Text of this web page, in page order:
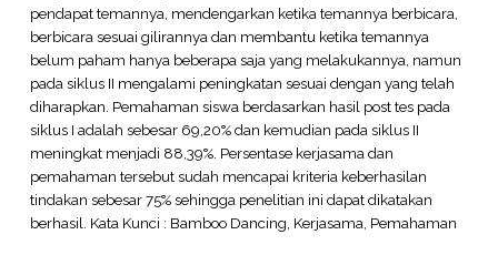
pendapat temannya, mendengarkan ketika temannya berbicara,
berbicara sesuai gilirannya dan membantu ketika temannya
belum paham hanya beberapa saja yang melakukannya, namun
pada siklus II mengalami peningkatan sesuai dengan yang telah
diharapkan. Pemahaman siswa berdasarkan hasil post tes pada
siklus I adalah sebesar 69,20% dan kemudian pada siklus II
meningkat menjadi 88,39%. Persentase kerjasama dan
pemahaman tersebut sudah mencapai kriteria keberhasilan
tindakan sebesar 75% sehingga penelitian ini dapat dikatakan
berhasil. Kata Kunci : Bamboo Dancing, Kerjasama, Pemahaman